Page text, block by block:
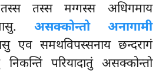
तस्स मग्गस्स अधिगमाय
असक्कोन्तो अनागामी
एव समथविपस्सनाय छन्दरागं
परियादातुं असक्कोन्तो